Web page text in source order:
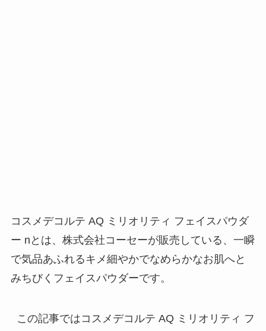
コスメデコルテ AQ ミリオリティ フェイスパウダ
ー nとは、株式会社コーセーが販売している、 一瞬
で気品あふれるキメ細やかでなめらかなお肌へと
みちびくフェイスパウダーです。
この記事ではコスメデコルテ AQ ミリオリティ フ